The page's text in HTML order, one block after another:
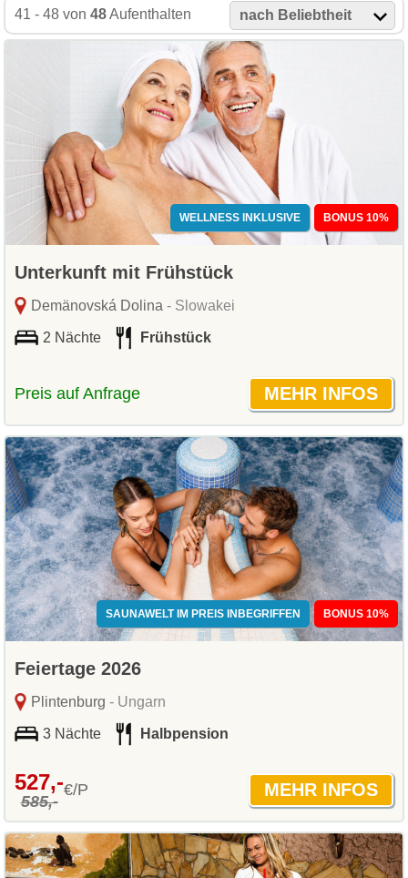
41 - 48 von 48Aufenthalten nach Beliebtheit
WELLNESS INKLUSIVE BONUS 10%
Unterkunft mit Frühstück
Demänovská Dolina - Slowakei
2 Nächte Frühstück
Preis auf Anfrage
SAUNAWELT IM PREIS INBEGRIFFEN BONUS 10%
Feiertage 2026
Plintenburg - Ungarn
3 Nächte Halbpension
527,-
585,-
€/P